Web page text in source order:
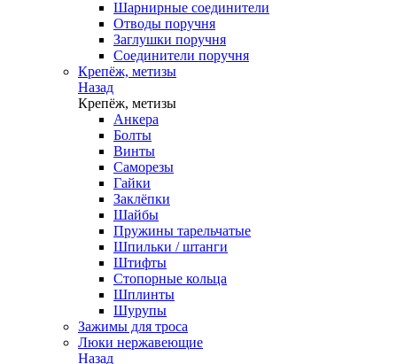
Шарнирные соединители
Отводы поручня
Заглушки поручня
Соединители поручня
Крепёж, метизы
Назад
Крепёж, метизы
Анкера
Болты
Винты
Саморезы
Гайки
Заклёпки
Шайбы
Пружины тарельчатые
Шпильки / штанги
Штифты
Стопорные кольца
Шплинты
Шурупы
Зажимы для троса
Люки нержавеющие
Назад